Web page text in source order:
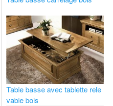
Table basse avec tablette rele
vable bois